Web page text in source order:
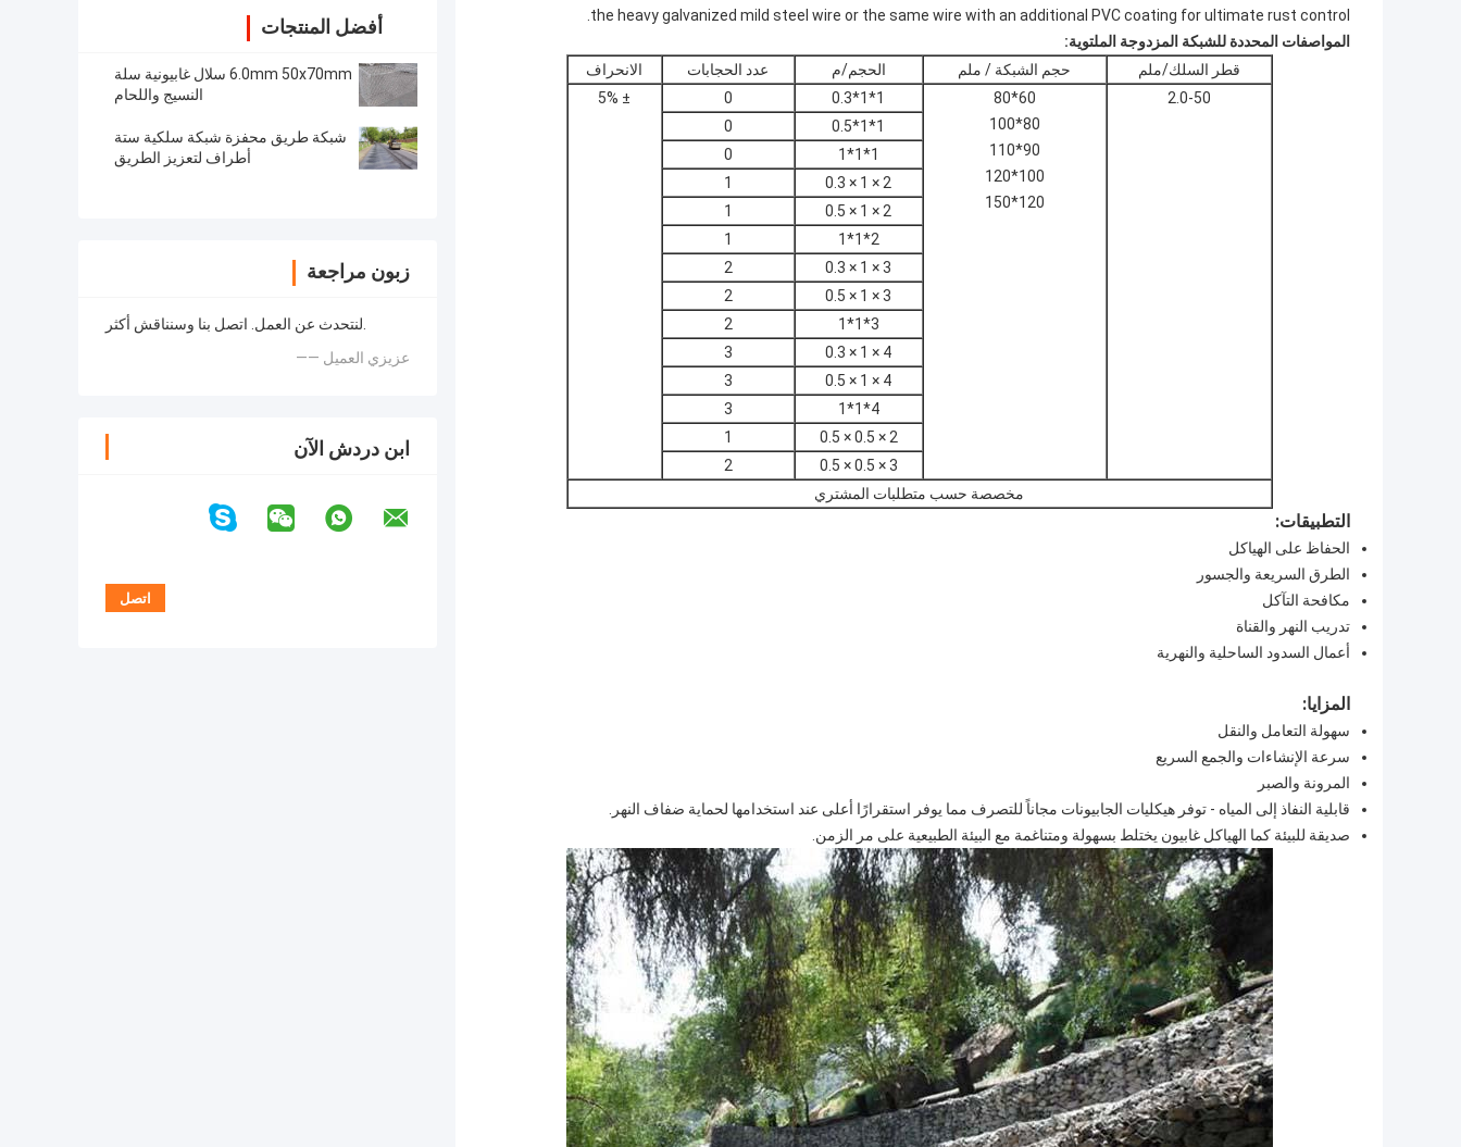
أفضل المنتجات
6.0mm 50x70mm سلال غابيونية سلة
النسيج واللحام
شبكة طريق محفزة شبكة سلكية ستة
أطراف لتعزيز الطريق
زبون مراجعة
لنتحدث عن العمل. اتصل بنا وسنناقش أكثر.
—— عزيزي العميل
ابن دردش الآن
the heavy galvanized mild steel wire or the same wire with an additional PVC coating for ultimate rust control.
المواصفات المحددة للشبكة المزدوجة الملتوية:
قطر السلك/ملم
حجم الشبكة / ملم الحجم/م عدد الحجابات
الانحراف
2.0-50
60*80
80*100
90*110
100*120
120*150
1*1*0.3
0
± 5%
1*1*0.5
0
1*1*1
0
2 × 1 × 0.3
1
2 × 1 × 0.5
1
2*1*1
1
3 × 1 × 0.3
2
3 × 1 × 0.5
2
3*1*1
2
4 × 1 × 0.3
3
4 × 1 × 0.5
3
4*1*1
3
2 × 0.5 × 0.5
1
3 × 0.5 × 0.5
2
مخصصة حسب متطلبات المشتري
التطبيقات:
الحفاظ على الهياكل
الطرق السريعة والجسور
مكافحة التآكل
تدريب النهر والقناة
أعمال السدود الساحلية والنهرية
المزايا:
سهولة التعامل والنقل
سرعة الإنشاءات والجمع السريع
المرونة والصبر
قابلية النفاذ إلى المياه - توفر هيكليات الجابيونات مجاناً للتصرف مما يوفر استقرارًا أعلى عند استخدامها لحماية ضفاف النهر.
صديقة للبيئة كما الهياكل غابيون يختلط بسهولة ومتناغمة مع البيئة الطبيعية على مر الزمن.